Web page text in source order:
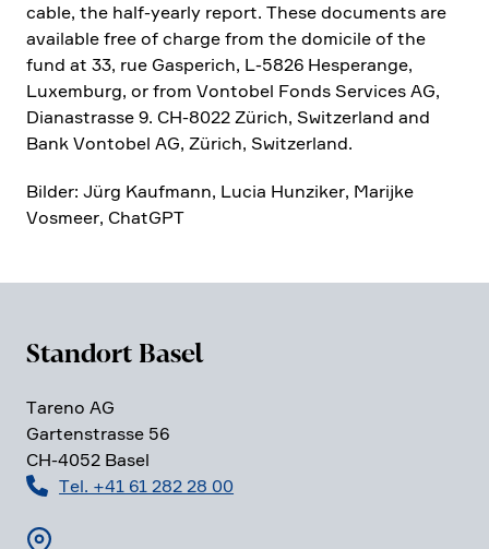
cable, the half-yearly report. These documents are
available free of charge from the domicile of the
fund at 33, rue Gaspe­rich, L‑5826 Hespe­range,
Luxem­burg, or from Vontobel Fonds Services AG,
Diana­strasse 9. CH-8022 Zürich, Switz­er­land and
Bank Vontobel AG, Zürich, Switz­er­land.
Bilder: Jürg Kaufmann, Lucia Hunziker, Marijke
Vosmeer, ChatGPT
Standort Basel
Tareno AG
Garten­strasse 56
CH-4052 Basel
Tel. +41 61 282 28 00